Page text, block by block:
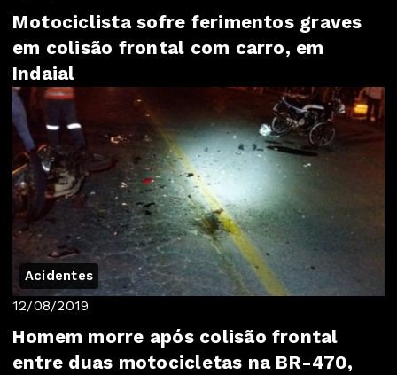
Motociclista sofre ferimentos graves
em colisão frontal com carro, em
Indaial
Acidentes
12/08/2019
Homem morre após colisão frontal
entre duas motocicletas na BR-470,